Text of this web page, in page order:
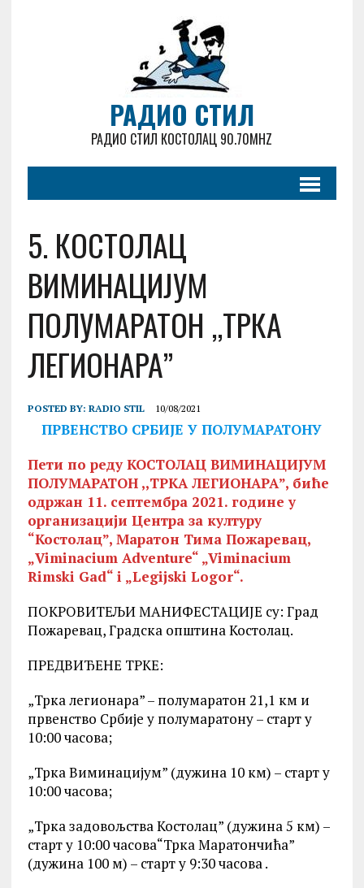
РАДИО СТИЛ
РАДИО СТИЛ КОСТОЛАЦ 90.70MHZ
5. КОСТОЛАЦ
ВИМИНАЦИЈУМ
ПОЛУМАРАТОН ,,ТРКА
ЛЕГИОНАРА”
POSTED BY: RADIO STIL 10/08/2021
ПРВЕНСТВО СРБИЈЕ У ПОЛУМАРАТОНУ
Пети по реду КОСТОЛАЦ ВИМИНАЦИЈУМ
ПОЛУМАРАТОН ,,ТРКА ЛЕГИОНАРА”, биће
одржан 11. септембра 2021. године у
организацији Центра за културу
“Костолац”, Маратон Тима Пожаревац,
„Viminacium Adventure“ „Viminacium
Rimski Gad“ i „Legijski Logor“.
ПОКРОВИТЕЉИ МАНИФЕСТАЦИЈЕ су: Град
Пожаревац, Градска општина Костолац.
ПРЕДВИЂЕНЕ ТРКЕ:
„Трка легионара” – полумаратон 21,1 км и
првенство Србије у полумаратону – старт у
10:00 часова;
„Трка Виминацијум” (дужина 10 км) – старт у
10:00 часова;
„Трка задовољства Костолац” (дужина 5 км) –
старт у 10:00 часова“Трка Маратончића”
(дужина 100 м) – старт у 9:30 часова .